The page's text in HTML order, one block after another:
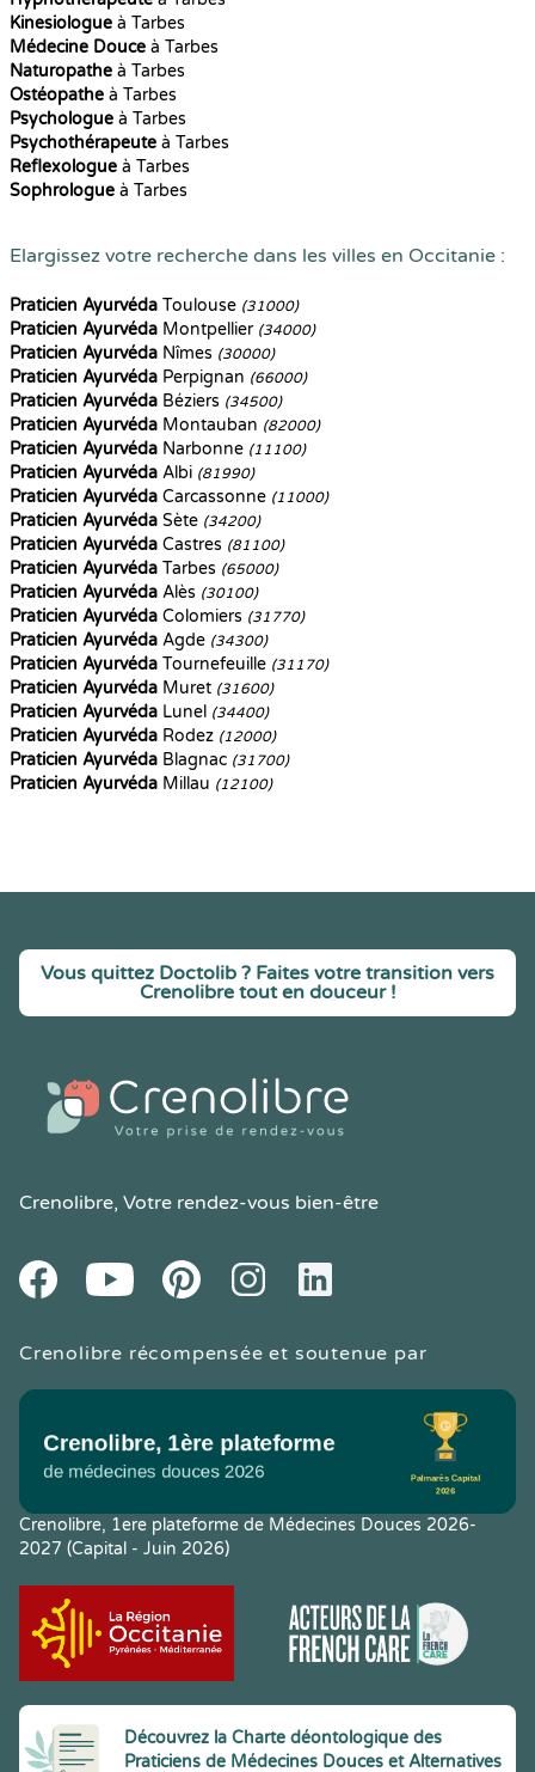
Kinesiologue à Tarbes
Médecine Douce à Tarbes
Naturopathe à Tarbes
Ostéopathe à Tarbes
Psychologue à Tarbes
Psychothérapeute à Tarbes
Reflexologue à Tarbes
Sophrologue à Tarbes
Elargissez votre recherche dans les villes en Occitanie :
Praticien Ayurvéda Toulouse (31000)
Praticien Ayurvéda Montpellier (34000)
Praticien Ayurvéda Nîmes (30000)
Praticien Ayurvéda Perpignan (66000)
Praticien Ayurvéda Béziers (34500)
Praticien Ayurvéda Montauban (82000)
Praticien Ayurvéda Narbonne (11100)
Praticien Ayurvéda Albi (81990)
Praticien Ayurvéda Carcassonne (11000)
Praticien Ayurvéda Sète (34200)
Praticien Ayurvéda Castres (81100)
Praticien Ayurvéda Tarbes (65000)
Praticien Ayurvéda Alès (30100)
Praticien Ayurvéda Colomiers (31770)
Praticien Ayurvéda Agde (34300)
Praticien Ayurvéda Tournefeuille (31170)
Praticien Ayurvéda Muret (31600)
Praticien Ayurvéda Lunel (34400)
Praticien Ayurvéda Rodez (12000)
Praticien Ayurvéda Blagnac (31700)
Praticien Ayurvéda Millau (12100)
Vous quittez Doctolib ? Faites votre transition vers
Crenolibre tout en douceur !
Crenolibre, Votre rendez-vous bien-être
FacebookYoutube PinteresetInstagramLinkedIn
Crenolibre récompensée et soutenue par
Crenolibre, 1ere plateforme de Médecines Douces 2026-
2027 (Capital - Juin 2026)
Découvrez la Charte déontologique des
Praticiens de Médecines Douces et Alternatives